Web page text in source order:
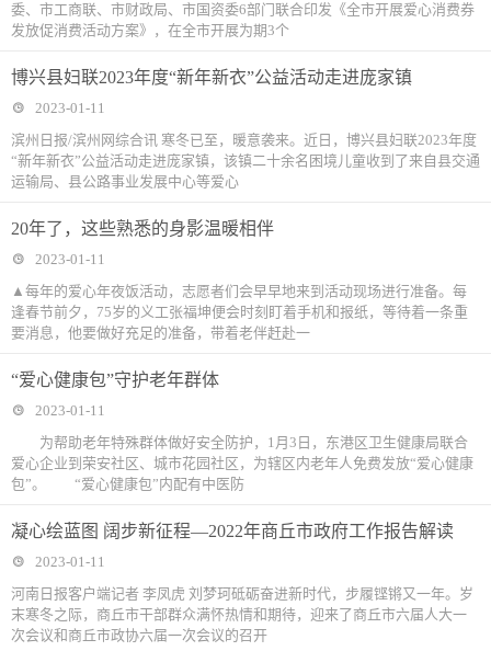
委、市工商联、市财政局、市国资委6部门联合印发《全市开展爱心消费券
发放促消费活动方案》，在全市开展为期3个
博兴县妇联2023年度“新年新衣”公益活动走进庞家镇
2023-01-11
滨州日报/滨州网综合讯 寒冬已至，暖意袭来。近日，博兴县妇联2023年度
“新年新衣”公益活动走进庞家镇，该镇二十余名困境儿童收到了来自县交通
运输局、县公路事业发展中心等爱心
20年了，这些熟悉的身影温暖相伴
2023-01-11
▲每年的爱心年夜饭活动，志愿者们会早早地来到活动现场进行准备。每
逢春节前夕，75岁的义工张福坤便会时刻盯着手机和报纸，等待着一条重
要消息，他要做好充足的准备，带着老伴赶赴一
“爱心健康包”守护老年群体
2023-01-11
为帮助老年特殊群体做好安全防护，1月3日，东港区卫生健康局联合
爱心企业到荣安社区、城市花园社区，为辖区内老年人免费发放“爱心健康
包”。 “爱心健康包”内配有中医防
凝心绘蓝图 阔步新征程—2022年商丘市政府工作报告解读
2023-01-11
河南日报客户端记者 李凤虎 刘梦珂砥砺奋进新时代，步履铿锵又一年。岁
末寒冬之际，商丘市干部群众满怀热情和期待，迎来了商丘市六届人大一
次会议和商丘市政协六届一次会议的召开